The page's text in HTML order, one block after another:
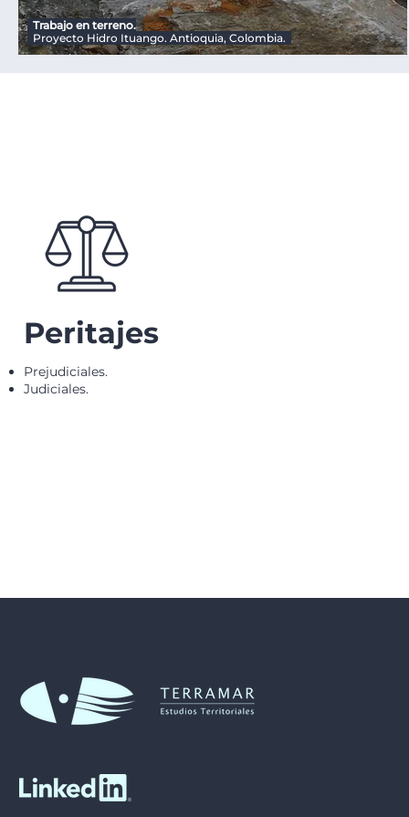
Trabajo en terreno.
Proyecto Hidro Ituango. Antioquia, Colombia.
Peritajes
Prejudiciales.
Judiciales.